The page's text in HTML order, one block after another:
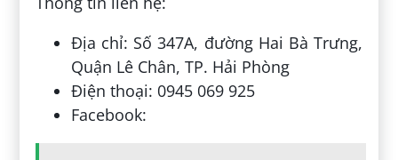
Địa chỉ: Số 347A, đường Hai Bà Trưng,
Quận Lê Chân, TP. Hải Phòng
Điện thoại: 0945 069 925
Facebook: